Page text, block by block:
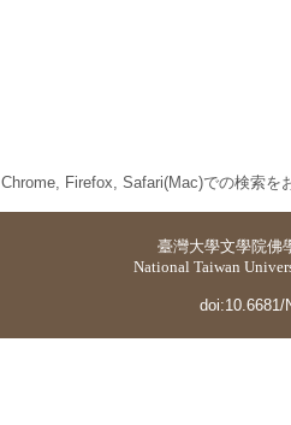
Chrome, Firefox, Safari(Mac)での検索を
臺灣大學文學院佛
National Taiwan
doi:10.6681/